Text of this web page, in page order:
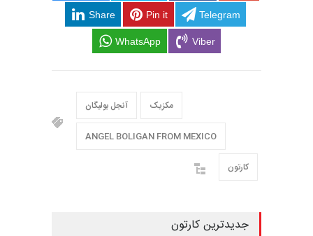
Share Pin it Telegram
WhatsApp Viber
آنجل بولیگان مکزیک
ANGEL BOLIGAN FROM MEXICO
کارتون
جدیدترین کارتون